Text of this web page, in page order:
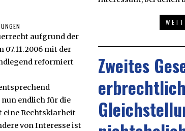
aufgrund der
07.11.2006 mit der
reformiert
endlich für die
eine Rechtsklarheit
von Interesse ist
Zweites